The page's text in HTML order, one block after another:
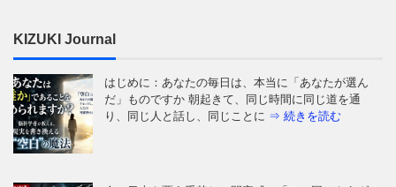
KIZUKI Journal
はじめに：あなたの毎日は、本当に「あなたが選ん
だ」ものですか 朝起きて、同じ時間に同じ道を通
り、同じ人と話し、同じことに ⇒ 続きを読む